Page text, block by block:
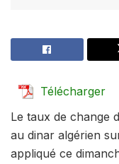
Télécharger
Le taux de change
au dinar algérien
appliqué ce